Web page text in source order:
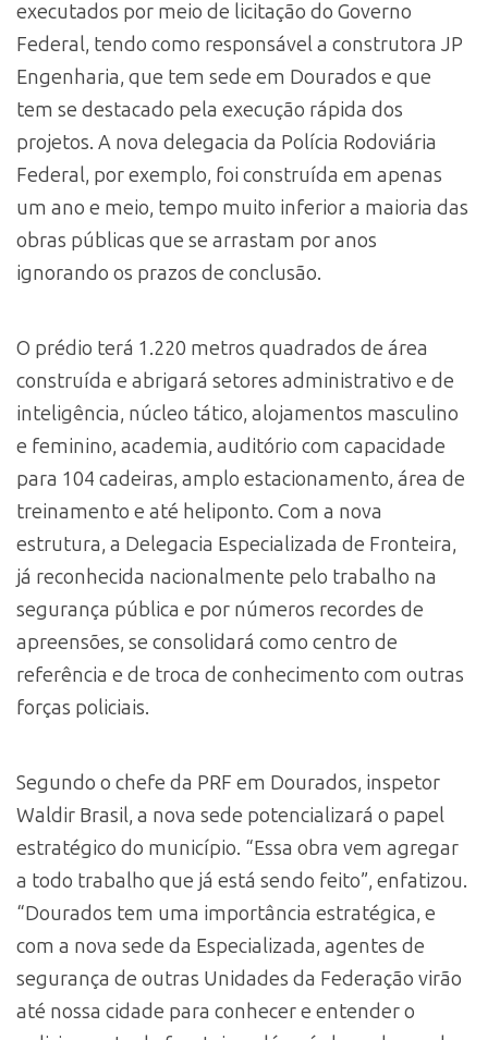
executados por meio de licitação do Governo
Federal, tendo como responsável a construtora JP
Engenharia, que tem sede em Dourados e que
tem se destacado pela execução rápida dos
projetos. A nova delegacia da Polícia Rodoviária
Federal, por exemplo, foi construída em apenas
um ano e meio, tempo muito inferior a maioria das
obras públicas que se arrastam por anos
ignorando os prazos de conclusão.
O prédio terá 1.220 metros quadrados de área
construída e abrigará setores administrativo e de
inteligência, núcleo tático, alojamentos masculino
e feminino, academia, auditório com capacidade
para 104 cadeiras, amplo estacionamento, área de
treinamento e até heliponto. Com a nova
estrutura, a Delegacia Especializada de Fronteira,
já reconhecida nacionalmente pelo trabalho na
segurança pública e por números recordes de
apreensões, se consolidará como centro de
referência e de troca de conhecimento com outras
forças policiais.
Segundo o chefe da PRF em Dourados, inspetor
Waldir Brasil, a nova sede potencializará o papel
estratégico do município. “Essa obra vem agregar
a todo trabalho que já está sendo feito”, enfatizou.
“Dourados tem uma importância estratégica, e
com a nova sede da Especializada, agentes de
segurança de outras Unidades da Federação virão
até nossa cidade para conhecer e entender o